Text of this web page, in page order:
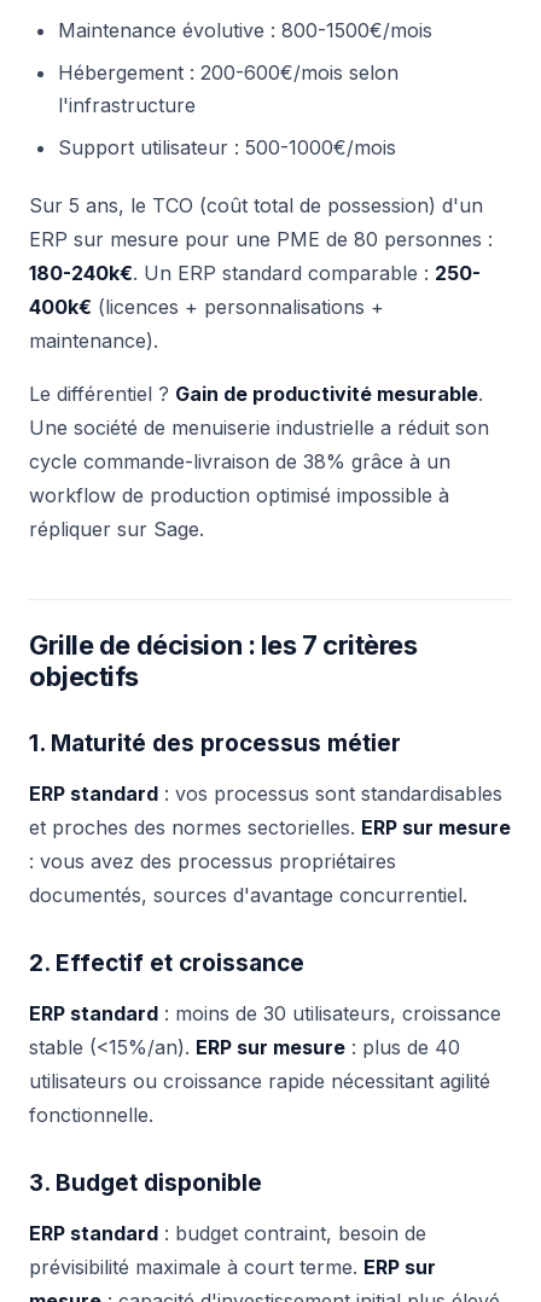
Maintenance évolutive : 800-1500€/mois
Hébergement : 200-600€/mois selon
l'infrastructure
Support utilisateur : 500-1000€/mois
Sur 5 ans, le TCO (coût total de possession) d'un
ERP sur mesure pour une PME de 80 personnes :
180-240k€. Un ERP standard comparable : 250-
400k€ (licences + personnalisations +
maintenance).
Le différentiel ? Gain de productivité mesurable.
Une société de menuiserie industrielle a réduit son
cycle commande-livraison de 38% grâce à un
workflow de production optimisé impossible à
répliquer sur Sage.
Grille de décision : les 7 critères
objectifs
1. Maturité des processus métier
ERP standard : vos processus sont standardisables
et proches des normes sectorielles. ERP sur mesure
: vous avez des processus propriétaires
documentés, sources d'avantage concurrentiel.
2. Effectif et croissance
ERP standard : moins de 30 utilisateurs, croissance
stable (<15%/an). ERP sur mesure : plus de 40
utilisateurs ou croissance rapide nécessitant agilité
fonctionnelle.
3. Budget disponible
ERP standard : budget contraint, besoin de
prévisibilité maximale à court terme. ERP sur